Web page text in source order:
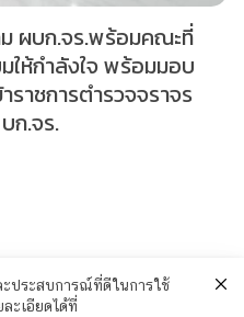
ผบก.จร.พร้อมคณะที่
ให้กำลังใจ พร้อมมอบ
าชการตำรวจจราจร
ก.จร.
ประสบการณ์ที่ดีในการใช้
ะเอียดได้ที่